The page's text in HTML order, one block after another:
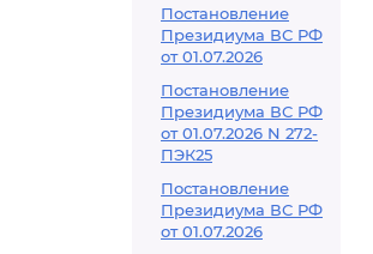
Постановление
Президиума ВС РФ
от 01.07.2026
Постановление
Президиума ВС РФ
от 01.07.2026 N 272-
ПЭК25
Постановление
Президиума ВС РФ
от 01.07.2026